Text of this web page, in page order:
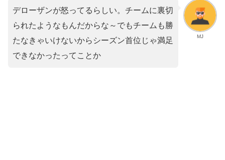
MJ
デローザンが怒ってるらしい。チームに裏切
られたようなもんだからな～でもチームも勝
たなきゃいけないからシーズン首位じゃ満足
できなかったってことか